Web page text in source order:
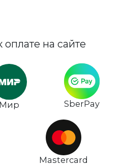
на сайте
Мир SberPay
Mastercard